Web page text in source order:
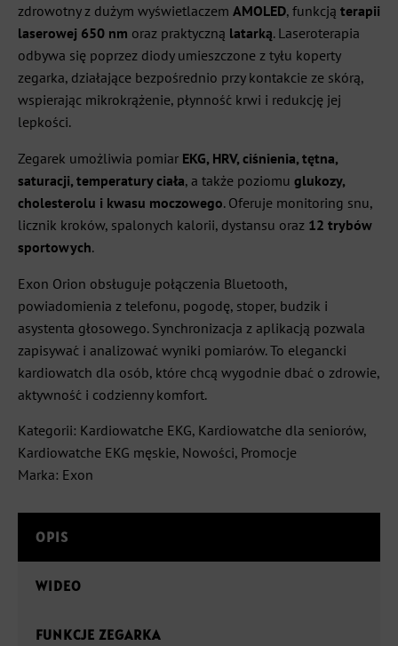
zdrowotny z dużym wyświetlaczem AMOLED, funkcją terapii
laserowej 650 nm oraz praktyczną latarką. Laseroterapia
odbywa się poprzez diody umieszczone z tyłu koperty
zegarka, działające bezpośrednio przy kontakcie ze skórą,
wspierając mikrokrążenie, płynność krwi i redukcję jej
lepkości.
Zegarek umożliwia pomiar EKG, HRV, ciśnienia, tętna,
saturacji, temperatury ciała, a także poziomu glukozy,
cholesterolu i kwasu moczowego. Oferuje monitoring snu,
licznik kroków, spalonych kalorii, dystansu oraz 12 trybów
sportowych.
Exon Orion obsługuje połączenia Bluetooth,
powiadomienia z telefonu, pogodę, stoper, budzik i
asystenta głosowego. Synchronizacja z aplikacją pozwala
zapisywać i analizować wyniki pomiarów. To elegancki
kardiowatch dla osób, które chcą wygodnie dbać o zdrowie,
aktywność i codzienny komfort.
–
czarna
skóra
czerwona
nić
Kategorii: Kardiowatche EKG, Kardiowatche dla seniorów,
Kardiowatche EKG męskie, Nowości, Promocje
Marka: Exon
OPIS
WIDEO
FUNKCJE ZEGARKA